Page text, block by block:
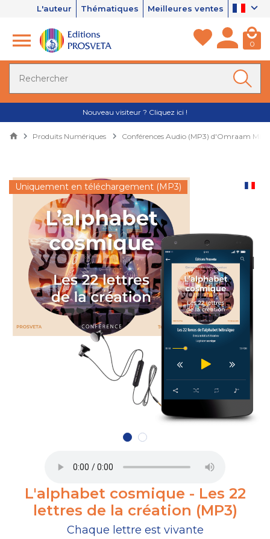
L'auteur Thématiques Meilleures ventes
0
Nouveau visiteur ? Cliquez ici !
Produits Numériques Conférences Audio (MP3) d'Omraam
Uniquement en téléchargement (MP3)
L'alphabet cosmique - Les 22
lettres de la création (MP3)
Chaque lettre est vivante